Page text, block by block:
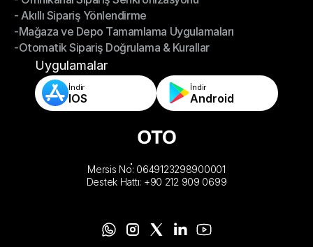
- Omnikanal Sipariş Senkronizasyonu
- Akıllı Sipariş Yönlendirme
- Akıllı Sipariş Yönlendirme
-Mağaza ve Depo Tamamlama Uygulamaları
-Mağaza ve Depo Tamamlama Uygulamaları
-Otomatik Sipariş Doğrulama & Kurallar
-Otomatik Sipariş Doğrulama & Kurallar
Uygulamalar
İndir
IOS
İndir
Android
Mersis No: 0649123298900001
Destek Hattı: +90 212 909 0699